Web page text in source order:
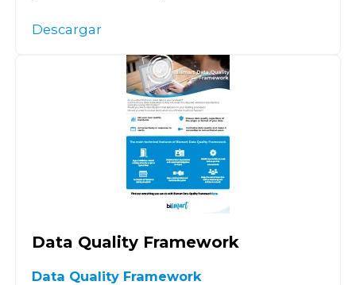
Descargar
Data Quality Framework
Data Quality Framework